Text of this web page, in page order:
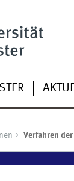
Verfahren